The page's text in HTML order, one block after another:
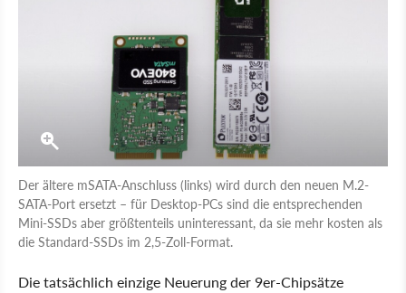
Der ältere mSATA-Anschluss (links) wird durch den neuen M.2-
SATA-Port ersetzt – für Desktop-PCs sind die entsprechenden
Mini-SSDs aber größtenteils uninteressant, da sie mehr kosten als
die Standard-SSDs im 2,5-Zoll-Format.
Die tatsächlich einzige Neuerung der 9er-Chipsätze